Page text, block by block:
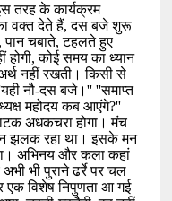
तरह के कार्यक्रम
वक्त देते हैं, दस बजे शुरू
पान चबाते, टहलते हुए
होगी, कोई समय का ध्यान
नहीं रखती। किसी से
यही नौ-दस बजे।'' ''समाप्त
महोदय कब आएंगे?''
अधकचरा होगा। मंच
झलक रहा था। इसके मन
अभिनय और कला कहां
भी पुराने ढर्रे पर चल
एक विशेष निपुणता आ गई